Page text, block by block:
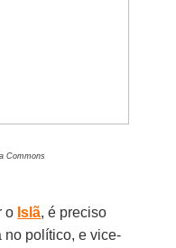
Commons
o Islã, é preciso
no político, e vice-